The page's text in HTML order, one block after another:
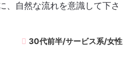
、自然な流れを意識して下さ
30代前半/サービス系/女性